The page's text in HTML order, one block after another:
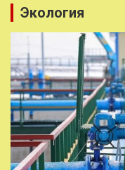
Экология